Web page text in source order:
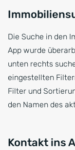
Die Suche in den
App wurde
unten rechts
eingestellten
Filter und
den Namen des
Kontakt ins